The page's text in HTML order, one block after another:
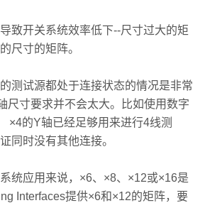
开关系统效率低下--尺寸过大的矩
尺寸的矩阵。
试源都处于连接状态的情况是非常
尺寸要求并不会太大。比如使用数字
×4的Y轴已经足够用来进行4线测
同时没有其他连接。
应用来说，×6、×8、×12或×16是
Interfaces提供×6和×12的矩阵，要